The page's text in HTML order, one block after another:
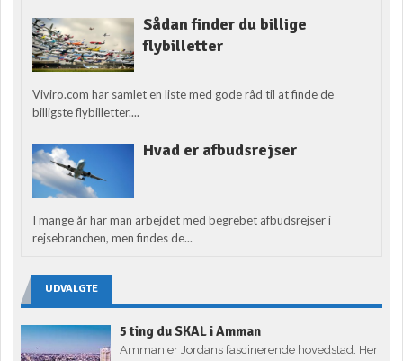
Sådan finder du billige
flybilletter
Viviro.com har samlet en liste med gode råd til at finde de
billigste flybilletter....
Hvad er afbudsrejser
I mange år har man arbejdet med begrebet afbudsrejser i
rejsebranchen, men findes de...
UDVALGTE
5 ting du SKAL i Amman
Amman er Jordans fascinerende hovedstad. Her